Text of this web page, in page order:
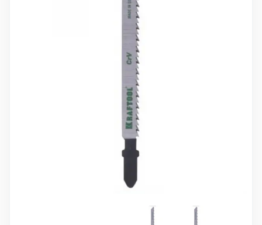
10 000 ₽
Минимальный заказ
Оплата